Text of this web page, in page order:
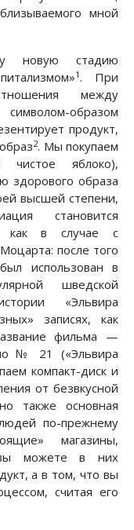
мной
новую стадию
1. При
между
образом
продукт,
2. Мы покупаем
чистое яблоко),
здорового образа
высшей степени,
становится
как в случае с
после того
использован в
шведской
«Эльвира
записях, как
фильма —
№ 21 («Эльвира
компакт-диск и
от безвкусной
также основная
по-прежнему
магазины,
можете в них
а в том, что вы
считая его